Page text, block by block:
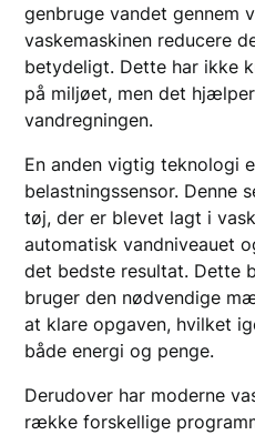
genbruge vandet gennem
vaskemaskinen reducere
betydeligt. Dette har ikke
på miljøet, men det
vandregningen.
En anden vigtig teknologi
belastningssensor. Denne
tøj, der er blevet lagt i
automatisk vandniveauet
det bedste resultat. Dette
bruger den nødvendige
at klare opgaven, hvilket
både energi og penge.
Derudover har moderne
række forskellige